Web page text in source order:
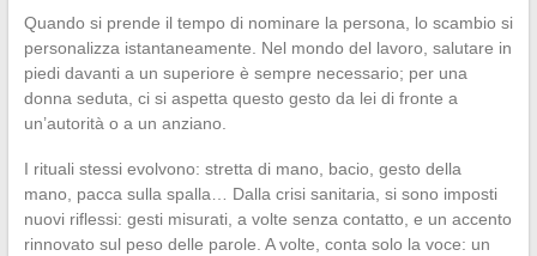
Quando si prende il tempo di nominare la persona, lo scambio si
personalizza istantaneamente. Nel mondo del lavoro, salutare in
piedi davanti a un superiore è sempre necessario; per una
donna seduta, ci si aspetta questo gesto da lei di fronte a
un’autorità o a un anziano.
I rituali stessi evolvono: stretta di mano, bacio, gesto della
mano, pacca sulla spalla… Dalla crisi sanitaria, si sono imposti
nuovi riflessi: gesti misurati, a volte senza contatto, e un accento
rinnovato sul peso delle parole. A volte, conta solo la voce: un